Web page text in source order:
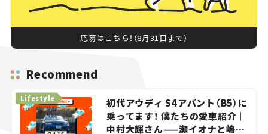
応募はこちら！（8月31日まで）
Recommend
初代アウディ S4アバント（B5）に
乗ってます！ 僕たちの愛車紹介｜
中村大輝さん——瀬イオナと嶋田
Lifestyle